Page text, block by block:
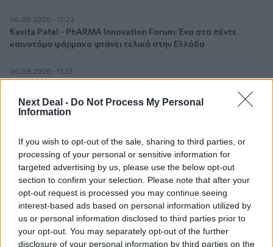
Next Deal - Do Not Process My Personal
Information
If you wish to opt-out of the sale, sharing to third parties, or
processing of your personal or sensitive information for
targeted advertising by us, please use the below opt-out
section to confirm your selection. Please note that after your
opt-out request is processed you may continue seeing
interest-based ads based on personal information utilized by
us or personal information disclosed to third parties prior to
your opt-out. You may separately opt-out of the further
disclosure of your personal information by third parties on the
06.08.2026 - 12:22
Kavita Patel - PhARMA Innovation Forum: Ένα στα πέντε
καινοτόμα φάρμακα φτάνει τελικά στην Ελλάδα
06.08.2026 - 11:37
Μείωση ασφαλιστικών εισφορών ύψους 240 εκατ. ευρώ
ενεργειακή κρίση;
06.08.2026 - 09:15
Στέλιος Λιανός – INTERAMERICAN / Αθηναϊκή Γενική Κλινική
06.08.2026 - 08:40
Η γαλλική «ψήφος» στο «καλώδιο» και τα συμφέροντα, οι
ελληνικές τράπεζες «πρωταθλήτριες» στα δάνεια, νέο deal